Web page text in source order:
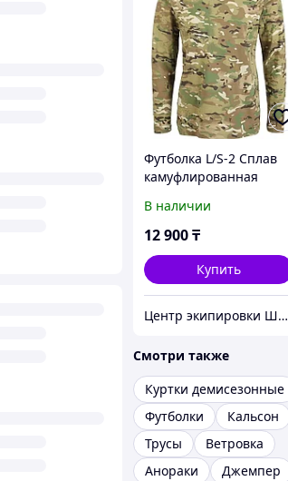
Футболка L/S-2 Сплав
камуфлированная
В наличии
12 900₸
Купить
Центр экипировки Штурм
Смотри также
Куртки демисезонные
Футболки
Кальсон
Трусы
Ветровка
Анораки
Джемпер